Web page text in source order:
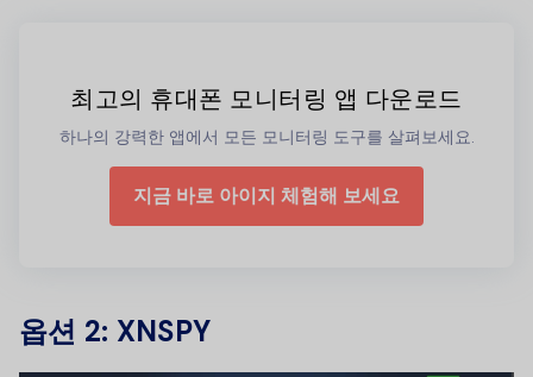
최고의 휴대폰 모니터링 앱 다운로드
하나의 강력한 앱에서 모든 모니터링 도구를 살펴보세요.
지금 바로 아이지 체험해 보세요
옵션 2: XNSPY